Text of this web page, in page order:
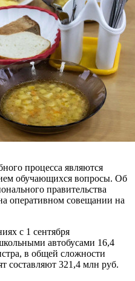
процесса являются
обучающихся вопросы. Об
правительства
оперативном совещании на
с 1 сентября
автобусами 16,4
в общей сложности
составляют 321,4 млн руб.